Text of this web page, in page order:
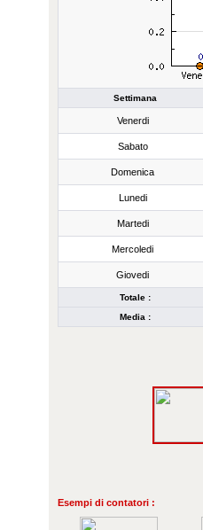
Settimana
Venerdi
Sabato
Domenica
Lunedi
Martedi
Mercoledi
Giovedi
Totale :
Media :
Esempi di contatori :